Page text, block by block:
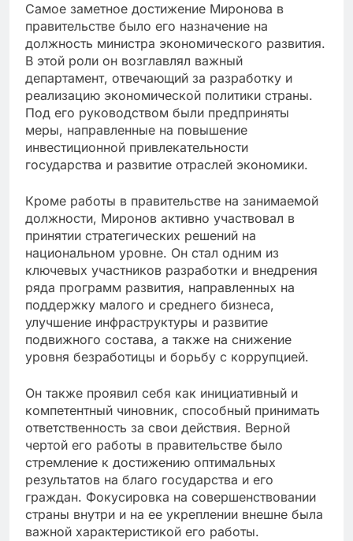
Самое заметное достижение Миронова в
правительстве было его назначение на
должность министра экономического развития.
В этой роли он возглавлял важный
департамент, отвечающий за разработку и
реализацию экономической политики страны.
Под его руководством были предприняты
меры, направленные на повышение
инвестиционной привлекательности
государства и развитие отраслей экономики.
Кроме работы в правительстве на занимаемой
должности, Миронов активно участвовал в
принятии стратегических решений на
национальном уровне. Он стал одним из
ключевых участников разработки и внедрения
ряда программ развития, направленных на
поддержку малого и среднего бизнеса,
улучшение инфраструктуры и развитие
подвижного состава, а также на снижение
уровня безработицы и борьбу с коррупцией.
Он также проявил себя как инициативный и
компетентный чиновник, способный принимать
ответственность за свои действия. Верной
чертой его работы в правительстве было
стремление к достижению оптимальных
результатов на благо государства и его
граждан. Фокусировка на совершенствовании
страны внутри и на ее укреплении внешне была
важной характеристикой его работы.